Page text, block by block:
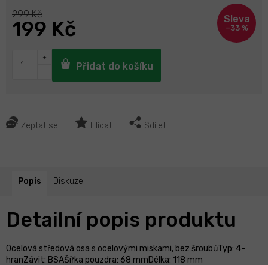
Zeptat se Hlídat Sdílet
299 Kč
199 Kč –33 %
Přidat do košíku
Popis Diskuze
Detailní popis produktu
Ocelová středová osa s ocelovými miskami, bez šroubůTyp: 4-
hranZávit: BSAŠířka pouzdra: 68 mmDélka: 118 mm